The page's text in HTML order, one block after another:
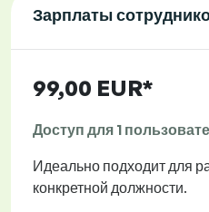
Зарплаты
99,00 EUR*
Доступ для 1
Идеально подходит для
конкретной должности.